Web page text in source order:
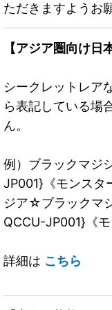
ただきますようお
【アジア圏向け日
シークレットレア
ら表記している場
ん。
例）ブラックマジ
JP001}《モンス
ジア☆ブラックマ
QCCU-JP001}《モ
詳細は こちら